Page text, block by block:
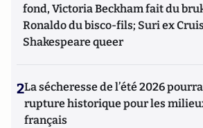
fond, Victoria Beckham fait du
Ronaldo du bisco-fils; Suri ex
Shakespeare queer
2La sécheresse de l’été 2026
rupture historique pour les
français